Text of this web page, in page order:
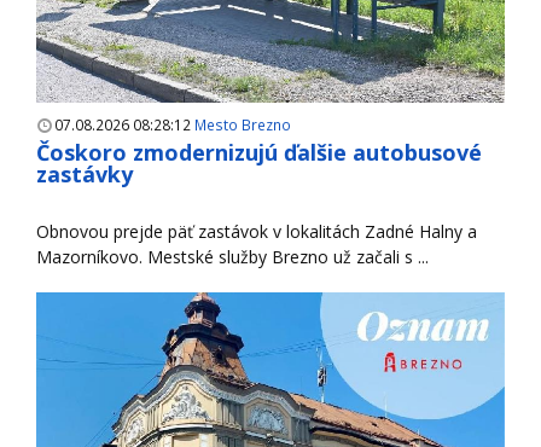
07.08.2026 08:28:12 Mesto Brezno
Čoskoro zmodernizujú ďalšie autobusové
zastávky
Obnovou prejde päť zastávok v lokalitách Zadné Halny a
Mazorníkovo. Mestské služby Brezno už začali s ...